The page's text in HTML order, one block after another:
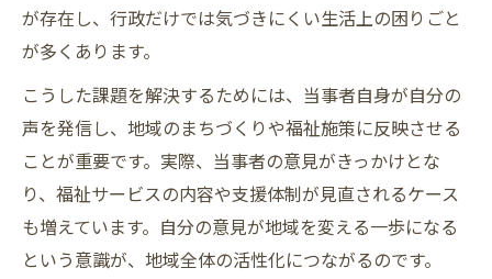
が存在し、行政だけでは気づきにくい生活上の困りごと
が多くあります。
こうした課題を解決するためには、当事者自身が自分の
声を発信し、地域のまちづくりや福祉施策に反映させる
ことが重要です。実際、当事者の意見がきっかけとな
り、福祉サービスの内容や支援体制が見直されるケース
も増えています。自分の意見が地域を変える一歩になる
という意識が、地域全体の活性化につながるのです。